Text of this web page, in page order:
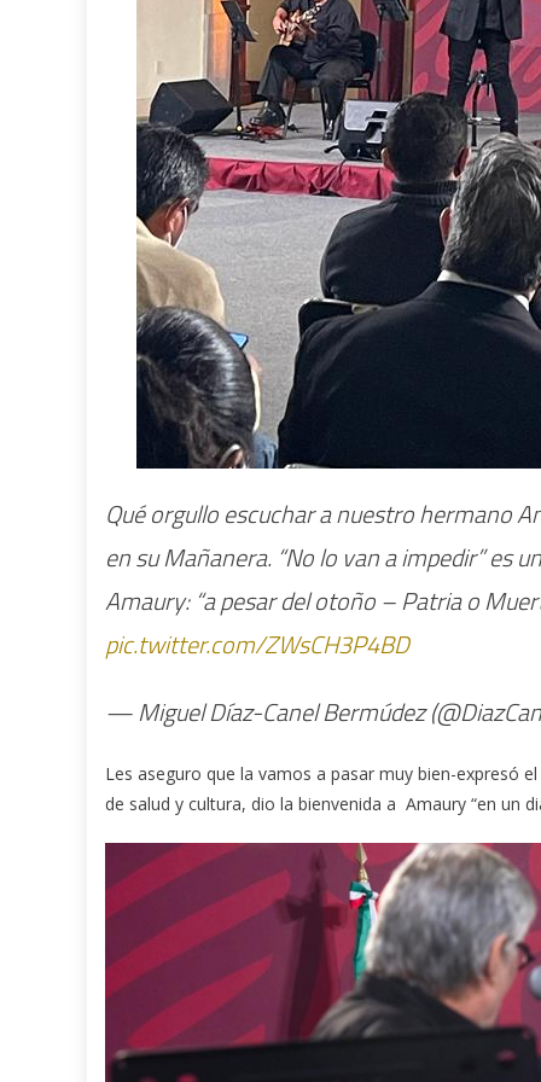
Qué orgullo escuchar a nuestro hermano
en su Mañanera. “No lo van a impedir” es
Amaury: “a pesar del otoño – Patria o
pic.twitter.com/ZWsCH3P4BD
— Miguel Díaz-Canel Bermúdez
Les aseguro que la vamos a pasar muy bien-expresó
de salud y cultura, dio la bienvenida a Amaury “en un